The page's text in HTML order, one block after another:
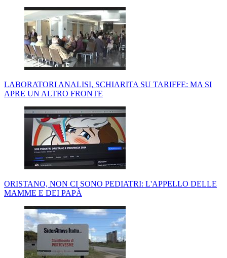
LABORATORI ANALISI, SCHIARITA SU TARIFFE: MA SI
APRE UN ALTRO FRONTE
ORISTANO, NON CI SONO PEDIATRI: L'APPELLO DELLE
MAMME E DEI PAPÀ